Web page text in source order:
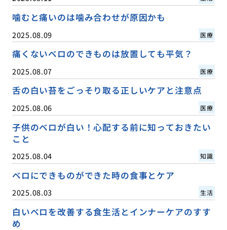
噛むと痛いのは噛み合わせが原因かも
2025.08.09 医療
痛くないベロのできものは放置しても平気？
2025.08.07 医療
舌の白い苔をごっそり取る正しいケアと注意点
2025.08.06 医療
子供のベロが白い！心配する前に知っておきたい
こと
2025.08.04 知識
ベロにできものができた時の食事とケア
2025.08.03 生活
白いベロを改善する食生活とインナーケアのすす
め